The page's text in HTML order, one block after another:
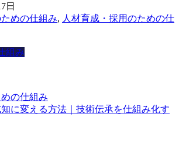
日
めの仕組み, 人材育成・採用のための仕
組み
の仕組み
に変える方法｜技術伝承を仕組み化す